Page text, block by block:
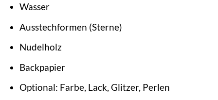
Wasser
Ausstechformen (Sterne)
Nudelholz
Backpapier
Optional: Farbe, Lack, Glitzer, Perlen